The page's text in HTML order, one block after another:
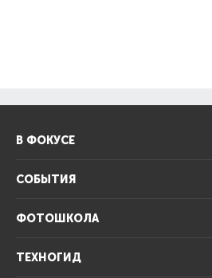
В ФОКУСЕ
СОБЫТИЯ
ФОТОШКОЛА
ТЕХНОГИД